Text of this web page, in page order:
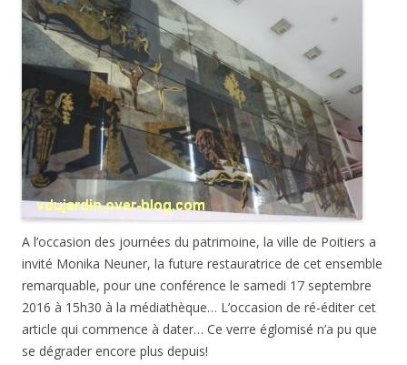
A l’occasion des journées du patrimoine, la ville de Poitiers a
invité Monika Neuner, la future restauratrice de cet ensemble
remarquable, pour une conférence le samedi 17 septembre
2016 à 15h30 à la médiathèque… L’occasion de ré-éditer cet
article qui commence à dater… Ce verre églomisé n’a pu que
se dégrader encore plus depuis!